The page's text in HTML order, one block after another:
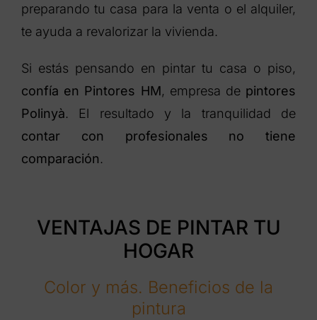
preparando tu casa para la venta o el alquiler,
te ayuda a revalorizar la vivienda.
Si estás pensando en pintar tu casa o piso,
confía en Pintores HM, empresa de pintores
Polinyà. El resultado y la tranquilidad de
contar con profesionales no tiene
comparación.
VENTAJAS DE PINTAR TU
HOGAR
Color y más. Beneficios de la
pintura